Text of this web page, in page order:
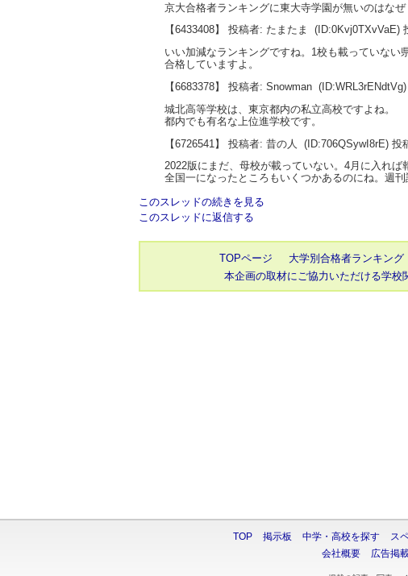
京大合格者ランキングに東大寺学園が無いのはなぜ
【6433408】 投稿者: たまたま
(ID:0Kvj0TXvVaE)
いい加減なランキングですね。1校も載っていない
合格していますよ。
【6683378】 投稿者: Snowman
城北高等学校は、東京都内の私立高校ですよね。
都内でも有名な上位進学校です。
【6726541】 投稿者: 昔の人
(ID:706QSywI8rE) 投
2022版にまだ、母校が載っていない。4月に入れば
全国一になったところもいくつかあるのにね。週刊
このスレッドの続きを見る
このスレッドに返信する
TOPページ 大学別合格者ランキング
本企画の取材にご協力いただける学校
TOP 掲示板 中学・高校を探す ス
会社概要
広告掲